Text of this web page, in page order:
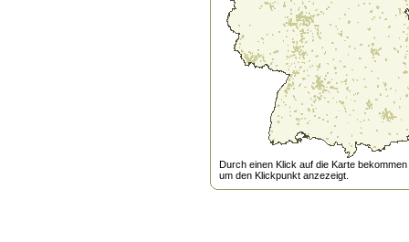
Durch einen Klick auf die Karte
um den Klickpunkt anzezeigt.